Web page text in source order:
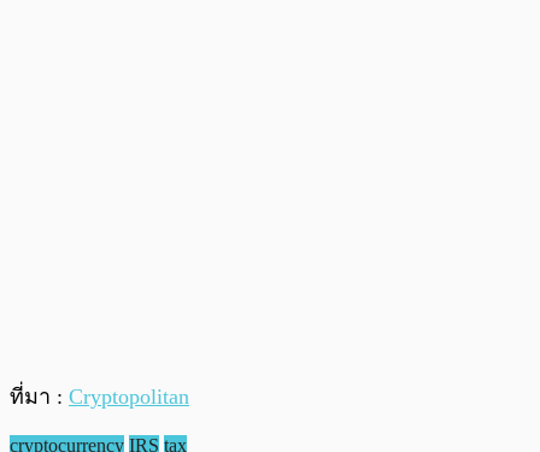
ที่มา : Cryptopolitan
cryptocurrency IRS tax